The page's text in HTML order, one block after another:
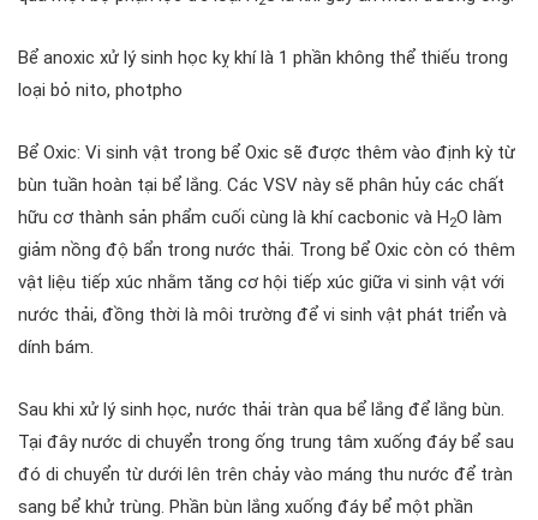
Bể anoxic xử lý sinh học kỵ khí là 1 phần không thể thiếu trong
loại bỏ nito, photpho
Bể Oxic: Vi sinh vật trong bể Oxic sẽ được thêm vào định kỳ từ
bùn tuần hoàn tại bể lắng. Các VSV này sẽ phân hủy các chất
hữu cơ thành sản phẩm cuối cùng là khí cacbonic và H2O làm
giảm nồng độ bẩn trong nước thải. Trong bể Oxic còn có thêm
vật liệu tiếp xúc nhằm tăng cơ hội tiếp xúc giữa vi sinh vật với
nước thải, đồng thời là môi trường để vi sinh vật phát triển và
dính bám.
Sau khi xử lý sinh học, nước thải tràn qua bể lắng để lắng bùn.
Tại đây nước di chuyển trong ống trung tâm xuống đáy bể sau
đó di chuyển từ dưới lên trên chảy vào máng thu nước để tràn
sang bể khử trùng. Phần bùn lắng xuống đáy bể một phần